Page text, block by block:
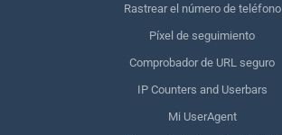
Rastrear el número de teléfono
Píxel de seguimiento
Comprobador de URL seguro
IP Counters and Userbars
Mi UserAgent